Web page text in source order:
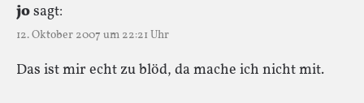
josagt:
12. Oktober 2007 um 22:21 Uhr
Das ist mir echt zu blöd, da mache ich nicht mit.